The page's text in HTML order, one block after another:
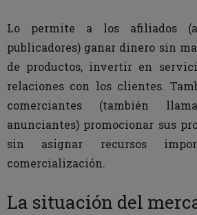
Lo permite a los afiliados
publicadores) ganar dinero sin
de productos, invertir en
relaciones con los clientes.
comerciantes (también
anunciantes) promocionar sus
sin asignar recursos
comercialización.
La situación del